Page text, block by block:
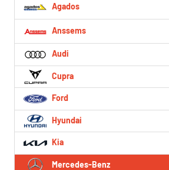
Agados
Anssems
Audi
Cupra
Ford
Hyundai
Kia
Mercedes-Benz